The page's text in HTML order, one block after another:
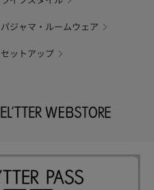
パジャマ・ルームウェア
セットアップ